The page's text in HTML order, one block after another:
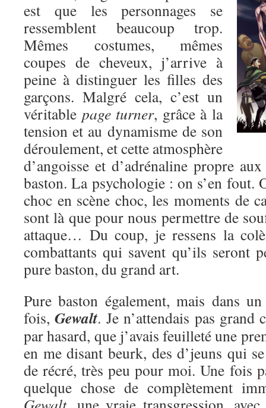
est que les personnages se
ressemblent beaucoup trop.
Mêmes costumes, mêmes
coupes de cheveux, j’arrive à
peine à distinguer les filles des
garçons. Malgré cela, c’est un
véritable page turner, grâce à la
tension et au dynamisme de son
déroulement, et cette atmosphère
d’angoisse et d’adrénaline propre
baston. La psychologie : on s’en fout.
choc en scène choc, les moments de
sont là que pour nous permettre de
attaque… Du coup, je ressens la
combattants qui savent qu’ils seront
pure baston, du grand art.
Pure baston également, mais dans
fois,Gewalt. Je n’attendais pas grand
par hasard, que j’avais feuilleté une
en me disant beurk, des d’jeuns qui
de récré, très peu pour moi. Une fois
quelque chose de complètement